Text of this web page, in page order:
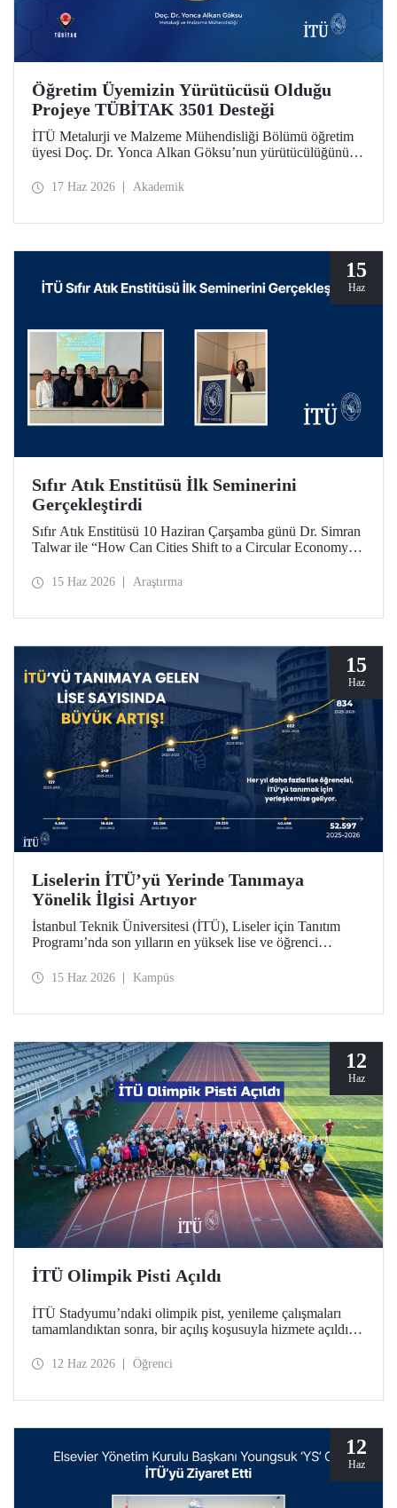
Öğretim Üyemizin Yürütücüsü Olduğu
Projeye TÜBİTAK 3501 Desteği
İTÜ Metalurji ve Malzeme Mühendisliği Bölümü öğretim
üyesi Doç. Dr. Yonca Alkan Göksu’nun yürütücülüğünü
Geri Dönüşümü ve Geri Dönüştürülmüş PET İçeriğinin
desteklenmeye hak kazandı.
17 Haz 2026 Akademik
15
Haz
Sıfır Atık Enstitüsü İlk Seminerini
Gerçekleştirdi
Sıfır Atık Enstitüsü 10 Haziran Çarşamba günü Dr. Simran
Talwar ile “How Can Cities Shift to a Circular Economy? -
başlıklı seminerini verdi.
15 Haz 2026 Araştırma
15
Haz
Liselerin İTÜ’yü Yerinde Tanımaya
Yönelik İlgisi Artıyor
İstanbul Teknik Üniversitesi (İTÜ), Liseler için Tanıtım
Programı’nda son yılların en yüksek lise ve öğrenci
liseden 52.597 öğrenci İTÜ’yü yakından tanıdı.
15 Haz 2026 Kampüs
12
Haz
İTÜ Olimpik Pisti Açıldı
İTÜ Stadyumu’ndaki olimpik pist, yenileme çalışmaları
tamamlandıktan sonra, bir açılış koşusuyla hizmete açıldı.
Class 2 sertifikalı atletizm tesisinin açılışında İTÜ ailesi bir
12 Haz 2026 Öğrenci
12
Haz